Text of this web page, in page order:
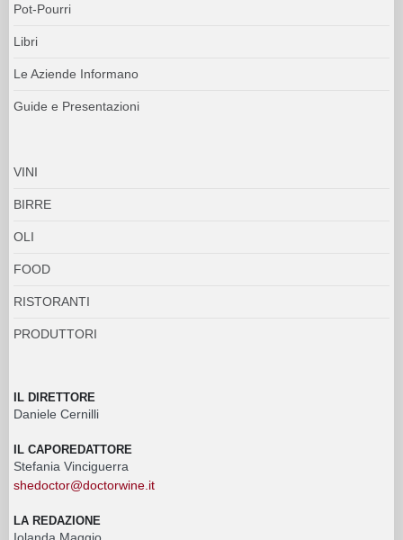
Pot-Pourri
Libri
Le Aziende Informano
Guide e Presentazioni
VINI
BIRRE
OLI
FOOD
RISTORANTI
PRODUTTORI
IL DIRETTORE
Daniele Cernilli
IL CAPOREDATTORE
Stefania Vinciguerra
shedoctor@doctorwine.it
LA REDAZIONE
Iolanda Maggio